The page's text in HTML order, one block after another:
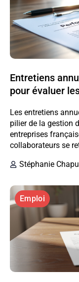
Entretiens
pour évaluer
Les entretiens
pilier de la gestion
entreprises
collaborateurs se
Stéphanie
Emploi